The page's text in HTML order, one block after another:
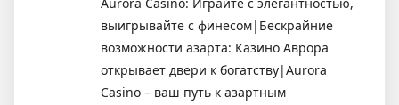
Aurora Casino: Играйте с элегантностью,
выигрывайте с финесом|Бескрайние
возможности азарта: Казино Аврора
открывает двери к богатству|Aurora
Casino – ваш путь к азартным